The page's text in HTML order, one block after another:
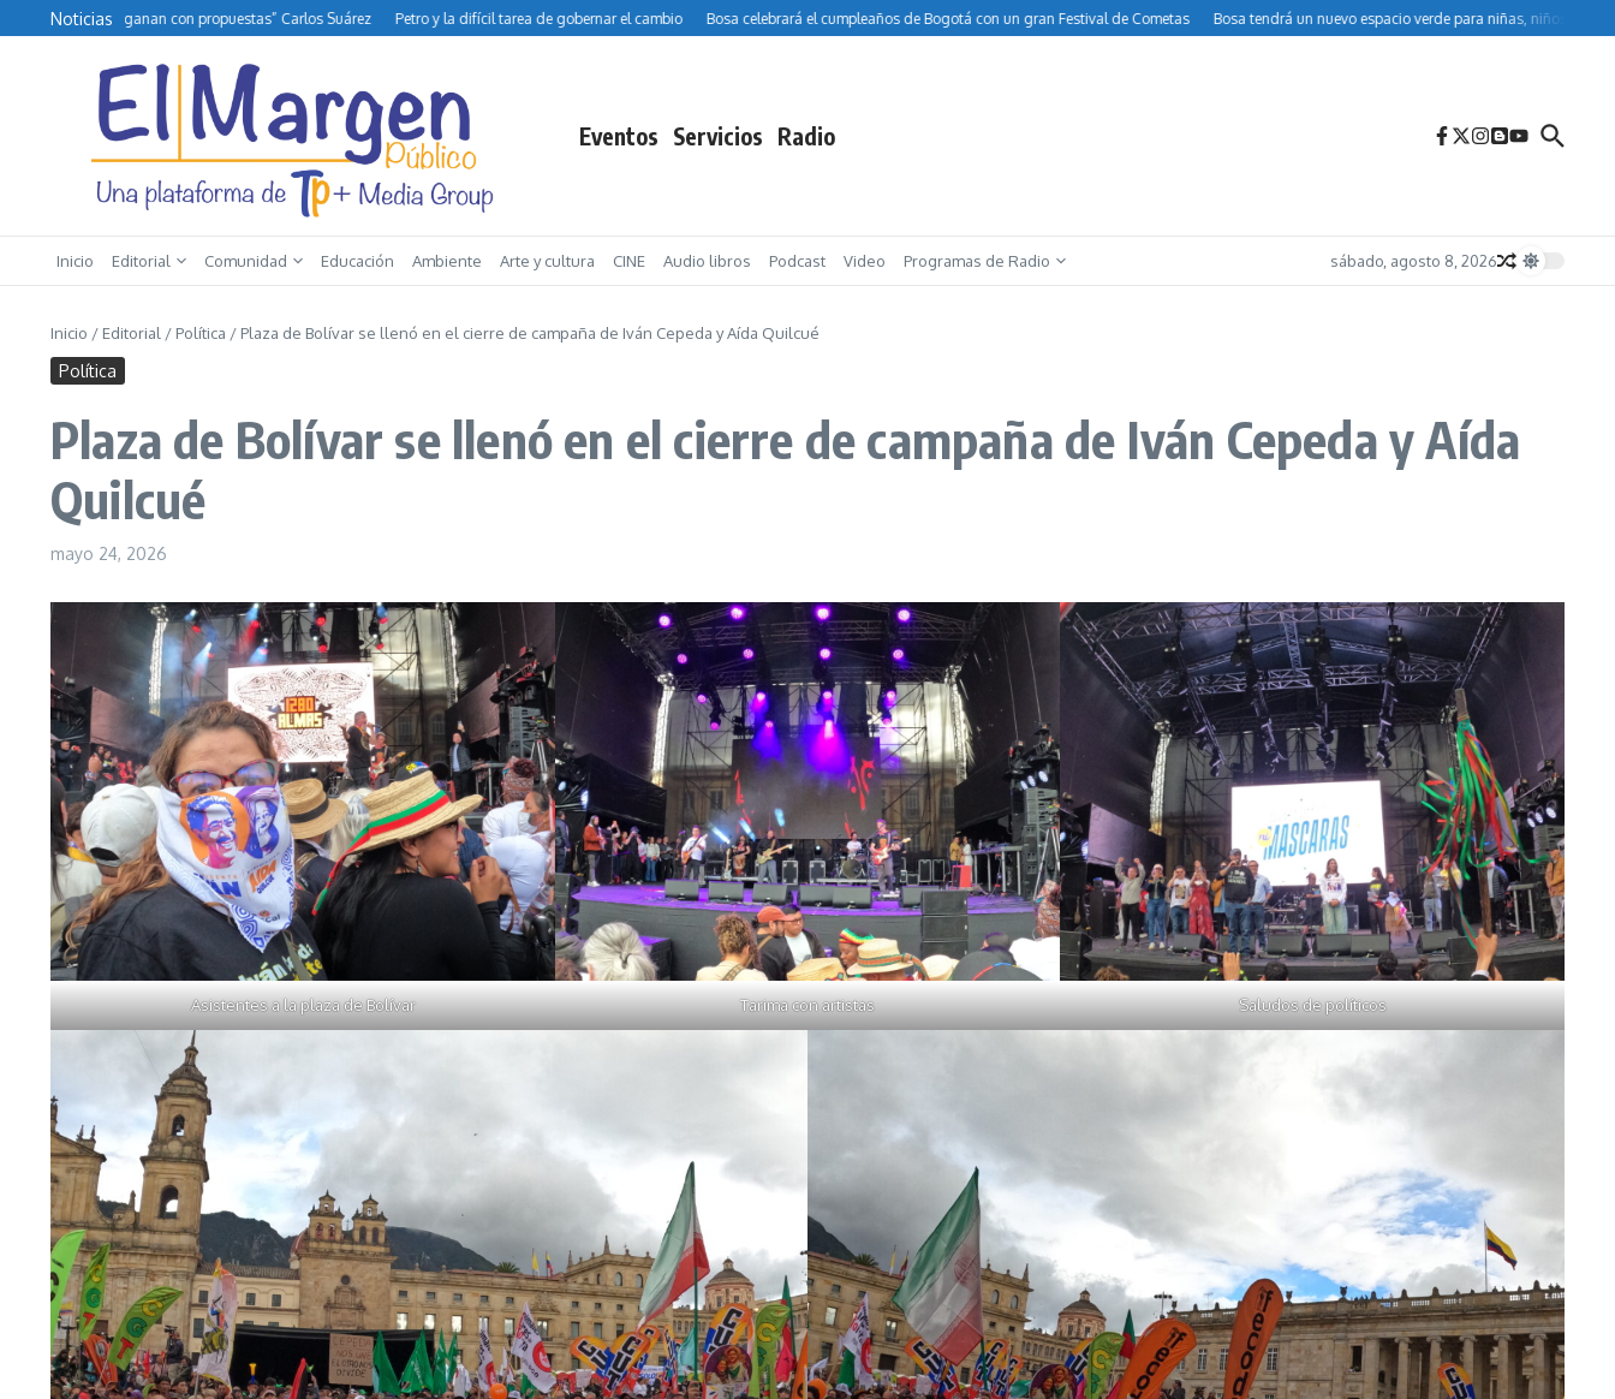
Saltar al contenido
Noticias
no se ganan con propuestas” Carlos Suárez Petro y la difícil tarea de gobernar el cambio Bosa celebrará el cumpleaños de Bogotá con un gran Festival de Cometas Bosa tendrá un nuevo espacio verde para niñas, niños y familias
Eventos Servicios Radio
Inicio Editorial Comunidad Educación Ambiente Arte y cultura CINE Audio libros Podcast Video Programas de Radio sábado, agosto 8, 2026
Inicio / Editorial / Política / Plaza de Bolívar se llenó en el cierre de campaña de Iván Cepeda y Aída Quilcué
Política
Plaza de Bolívar se llenó en el cierre de campaña de Iván Cepeda y Aída
Quilcué
mayo 24, 2026
Asistentes a la plaza de Bolívar Tarima con artistas Saludos de políticos